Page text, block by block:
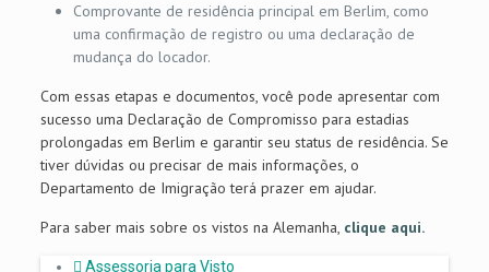
Comprovante de residência principal em Berlim, como
uma confirmação de registro ou uma declaração de
mudança do locador.
Com essas etapas e documentos, você pode apresentar com
sucesso uma Declaração de Compromisso para estadias
prolongadas em Berlim e garantir seu status de residência. Se
tiver dúvidas ou precisar de mais informações, o
Departamento de Imigração terá prazer em ajudar.
Para saber mais sobre os vistos na Alemanha, clique aqui.
Assessoria para Visto